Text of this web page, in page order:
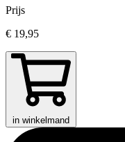
Prijs
€ 19,95
in winkelmand